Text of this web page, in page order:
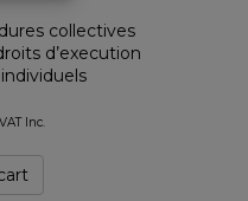
collectives
d’execution
Inc.